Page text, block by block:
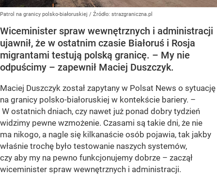
Patrol na granicy polsko-białoruskiej / Źródło: strazgraniczna.pl
Wiceminister spraw wewnętrznych i administracji
ujawnił, że w ostatnim czasie Białoruś i Rosja
migrantami testują polską granicę. – My nie
odpuścimy – zapewnił Maciej Duszczyk.
Maciej Duszczyk został zapytany w Polsat News o sytuację
na granicy polsko-białoruskiej w kontekście bariery. –
W ostatnich dniach, czy nawet już ponad dobry tydzień
widzimy pewne wzmożenie. Czasami są takie dni, że nie
ma nikogo, a nagle się kilkanaście osób pojawia, tak jakby
właśnie trochę było testowanie naszych systemów,
czy aby my na pewno funkcjonujemy dobrze – zaczął
wiceminister spraw wewnętrznych i administracji.